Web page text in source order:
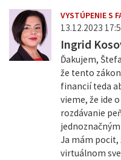
VYSTÚPENIE S
13.12.2023
Ingrid
Ďakujem,
že tento
financií teda
vieme, že ide
rozdávanie
Ja mám pocit,
virtuálnom